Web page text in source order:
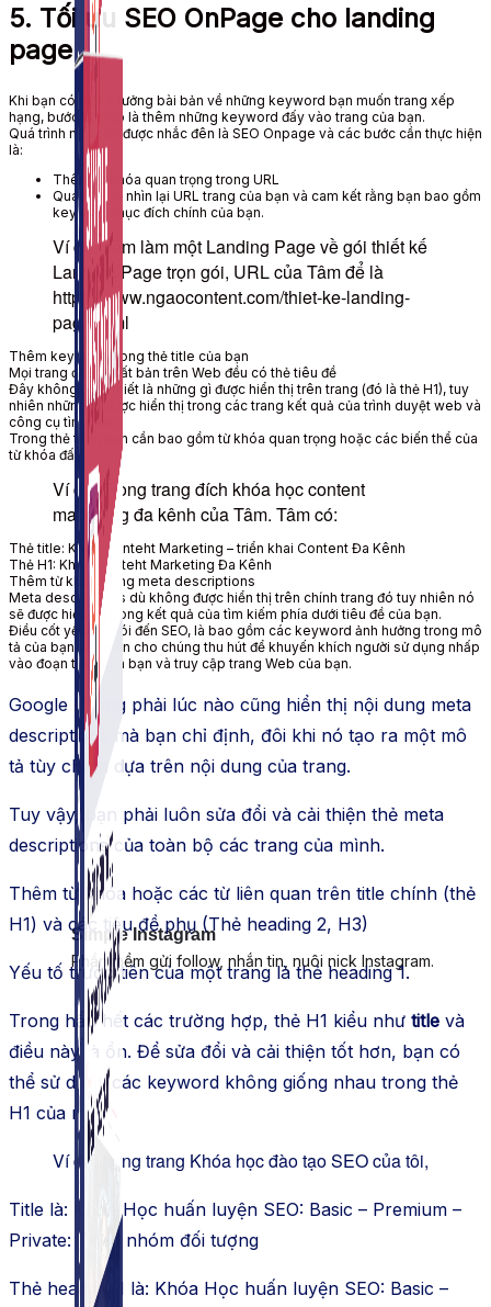
Simple Instagram
Phần mềm gửi follow, nhắn tin, nuôi nick Instagram.
5. Tối ưu SEO OnPage cho landing
page
Khi bạn có một ý tưởng bài bản về những keyword bạn muốn trang xếp
hạng, bước kế tiếp là thêm những keyword đấy vào trang của bạn.
Quá trình này còn được nhắc đên là SEO Onpage và các bước cần thực hiện
là:
Thêmtừ khóa quan trọng trong URL
Quay lại và nhìn lại URL trang của bạn và cam kết rằng bạn bao gồm
keyword
mục đích chính của bạn.
Ví dụ: Tâm làm một Landing Page về gói thiết kế
Landing Page trọn gói, URL của Tâm để là
https://www.ngaocontent.com/thiet-ke-landing-
page.html
Thêm keyword trong thẻ title của bạn
Mọi trang được xuất bản trên Web đều có thẻ tiêu đề
Đây không nhất thiết là những gì được hiển thị trên trang (đó là thẻ H1),tuy
nhiên những gì được hiển thị trong cáctrang kết quả củatrình duyệt web và
công cụ tìm kiếm.
Trong thẻ title,
bạn cần bao gồm từ khóa quan trọng hoặc các biến thể của
từ khóa đấy
Ví dụ: Trong trang đích khóa học content
marketing đa kênh của Tâm. Tâm có:
Thẻ title: Khóa Conteht Marketing –triển khai Content Đa Kênh
Thẻ H1: Khóa Conteht Marketing Đa Kênh
Thêmtừ khóa
trong meta descriptions
Meta descriptions dù không được hiển thị trên chính trang đó tuy nhiên nó
sẽ được hiển thị trong kết quả của tìm kiếm phía dưới tiêu đề của bạn.
Điều cốt yếu
khi nói đến SEO, là bao gồm các keyword ảnh hưởng trong mô
tả của bạn và khiến cho chúngthu hút để khuyến khích người sử dụng nhấp
vào đoạn trích của bạn vàtruy cập trang Web của bạn.
Google không phải lúc nào cũng hiển thị nội dung meta
descriptions mà bạn chỉ định, đôi khi nó tạo ra một mô
tả tùy chỉnh dựa trên nội dung của trang.
Tuy vậy, bạn phải luôn sửa đổi và cải thiện thẻ meta
descriptions của toàn bộ các trang của mình.
Thêm từ khóa hoặc các từ liên quan trên title chính (thẻ
H1) và các tiêu đề phụ (Thẻ heading 2, H3)
Yếu tố trước tiêncủa một trang là thẻ heading 1.
Trong hầu hết các trường hợp, thẻ H1 kiểu như title và
điều này là ổn. Để sửa đổi và cải thiện tốt hơn, bạn có
thể sử dụng các keyword không giống nhau trong thẻ
H1 của mình.
Ví dụ: trong trang Khóa họcđào tạoSEO của tôi,
Title là: Khóa Học huấn luyện SEO: Basic – Premium –
Private: Theo nhóm đối tượng
Thẻ heading 1 là: Khóa Học huấn luyện SEO: Basic –